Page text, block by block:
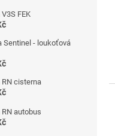
FEK
Sentinel - loukoťová
RN cisterna
RN autobus